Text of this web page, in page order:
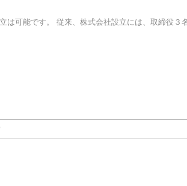
は可能です。 従来、株式会社設立には、取締役３